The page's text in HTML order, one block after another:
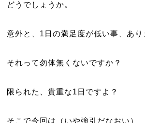
どうでしょうか。
意外と、1日の満足度が低い事、あり
それって勿体無くないですか？
限られた、貴重な1日ですよ？
そこで今回は（いや強引だなおい）